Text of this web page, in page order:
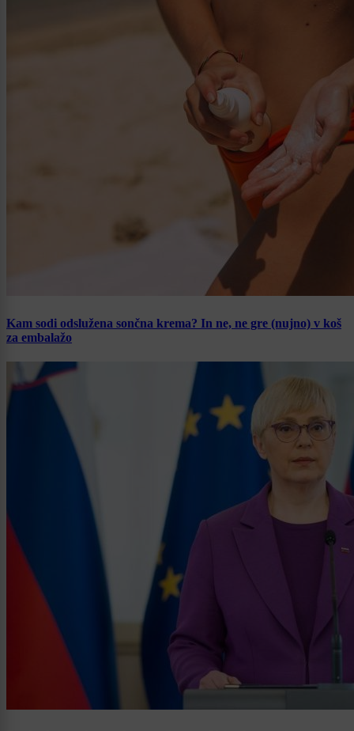
Kam sodi odslužena sončna krema? In ne, ne gre (nujno) v koš
za embalažo